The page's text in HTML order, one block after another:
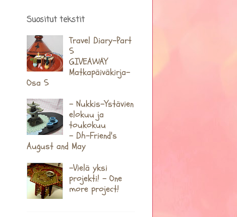
Suositut tekstit
Travel Diary-Part
5
GIVEAWAY
Matkapäiväkirja-
Osa 5
- Nukkis-Ystävien
elokuu ja
toukokuu
- Dh-Friend's
August and May
-Vielä yksi
projekti! - One
more project!